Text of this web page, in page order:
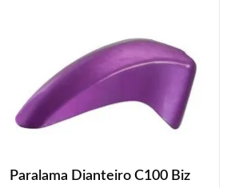
Paralama Dianteiro C100 Biz